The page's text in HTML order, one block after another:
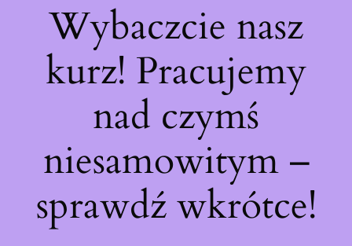
Wybaczcie nasz
kurz! Pracujemy
nad czymś
niesamowitym –
sprawdź wkrótce!